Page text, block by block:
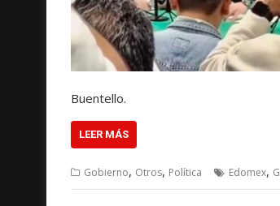
Buentello.
LEER MÁS
Gobierno, Otros, Política Edomex,